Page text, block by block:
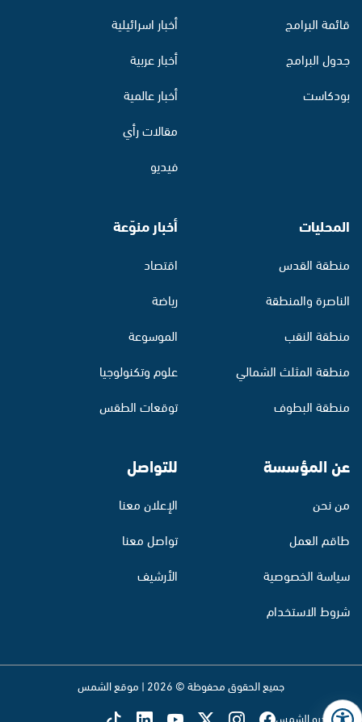
قائمة البرامج
جدول البرامج
بودكاست
أخبار اسرائيلية
أخبار عربية
أخبار عالمية
مقالات رأي
فيديو
المحليات
منطقة القدس
الناصرة والمنطقة
منطقة النقب
منطقة المثلث الشمالي
منطقة البطوف
أخبار منوّعة
اقتصاد
رياضة
الموسوعة
علوم وتكنولوجيا
توقعات الطقس
عن المؤسسة
من نحن
طاقم العمل
سياسة الخصوصية
شروط الاستخدام
للتواصل
الإعلان معنا
تواصل معنا
الأرشيف
جميع الحقوق محفوظة © 2026 | موقع الشمس
تابع راديو الشمس